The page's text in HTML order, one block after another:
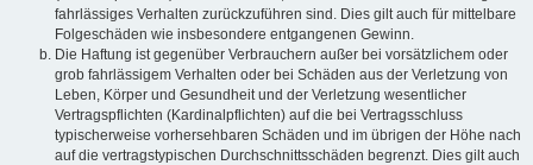
fahrlässiges Verhalten zurückzuführen sind. Dies gilt auch für mittelbare
Folgeschäden wie insbesondere entgangenen Gewinn.
Die Haftung ist gegenüber Verbrauchern außer bei vorsätzlichem oder
grob fahrlässigem Verhalten oder bei Schäden aus der Verletzung von
Leben, Körper und Gesundheit und der Verletzung wesentlicher
Vertragspflichten (Kardinalpflichten) auf die bei Vertragsschluss
typischerweise vorhersehbaren Schäden und im übrigen der Höhe nach
auf die vertragstypischen Durchschnittsschäden begrenzt. Dies gilt auch